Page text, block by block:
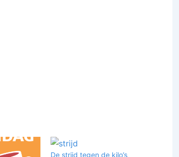
De strijd tegen de kilo’s